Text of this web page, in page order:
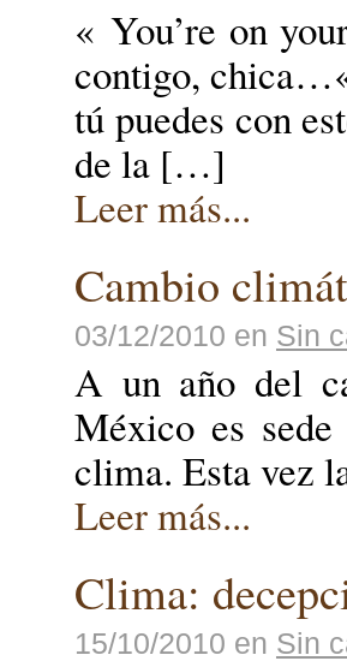
« You’re
contigo,
tú puedes con
de la […]
Leer más...
Cambio
03/12/2010 en Sin
A un año del
México es
clima. Esta vez
Leer más...
Clima:
15/10/2010 en Sin